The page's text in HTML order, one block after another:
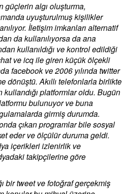
güçlerin algı oluşturma,
uyuşturulmuş kişilikler
İletişim imkanları alternatif
da kullanılıyorsa da ana
kullanıldığı ve kontrol edildiği
ve icq ile giren küçük ölçekli
facebook ve 2006 yılında twitter
dönüştü. Akıllı telefonlarla birlikte
kullandığı platformlar oldu. Bugün
bulunuyor ve buna
girmiş durumda.
çıkan programlar bile sosyal
eder ve ölçülür duruma geldi.
içerikleri izlenirlik ve
takipçilerine göre
bir tweet ve fotoğraf gerçekmiş